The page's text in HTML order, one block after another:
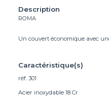
Description
ROMA
Un couvert économique avec
Caractéristique(s)
réf. 301
Acier inoxydable 18 Cr